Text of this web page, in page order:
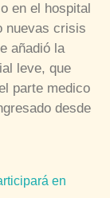
en el hospital
nuevas crisis
añadió la
leve, que
parte medico
desde
en